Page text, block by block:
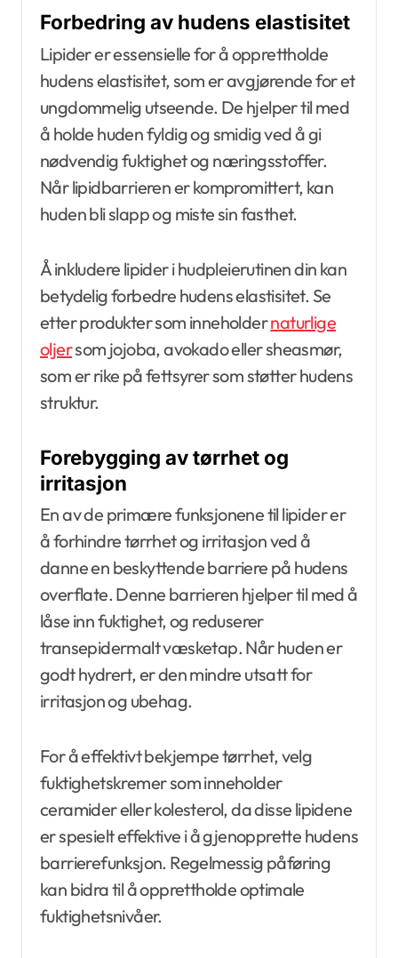
Forbedring av hudens elastisitet
Lipider er essensielle for å opprettholde
hudens elastisitet, som er avgjørende for et
ungdommelig utseende. De hjelper til med
å holde huden fyldig og smidig ved å gi
nødvendig fuktighet og næringsstoffer.
Når lipidbarrieren er kompromittert, kan
huden bli slapp og miste sin fasthet.
Å inkludere lipider i hudpleierutinen din kan
betydelig forbedre hudens elastisitet. Se
etter produkter som inneholdernaturlige
oljersom jojoba, avokado eller sheasmør,
som er rike på fettsyrer som støtter hudens
struktur.
Forebygging av tørrhet og
irritasjon
En av de primære funksjonene til lipider er
å forhindre tørrhet og irritasjon ved å
danne en beskyttende barriere på hudens
overflate. Denne barrieren hjelper til med å
låse inn fuktighet, og reduserer
transepidermalt væsketap. Når huden er
godt hydrert, er den mindre utsatt for
irritasjon og ubehag.
For å effektivt bekjempe tørrhet, velg
fuktighetskremer som inneholder
ceramider eller kolesterol, da disse lipidene
er spesielt effektive i å gjenopprette hudens
barrierefunksjon. Regelmessig påføring
kan bidra til å opprettholde optimale
fuktighetsnivåer.